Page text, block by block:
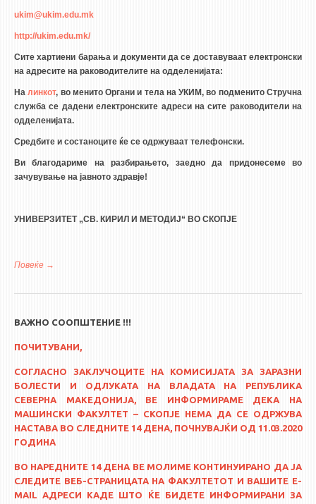
ukim@ukim.edu.mk
http://ukim.edu.mk/
️Сите хартиени барања и документи да се доставуваат електронски
на адресите на раководителите на одделенијата:
Налинкот, во менито Органи и тела на УКИМ, во подменито Стручна
служба се дадени електронските адреси на сите раководители на
одделенијата.
Средбите и состаноците ќе се одржуваат телефонски.
Ви благодариме на разбирањето, заедно да придонесеме во
зачувување на јавното здравје!
УНИВЕРЗИТЕТ „СВ. КИРИЛ И МЕТОДИЈ“ ВО СКОПЈЕ
Повеќе за СООПШТЕНИЕ УКИМ
ВАЖНО СООПШТЕНИЕ !!!
ПОЧИТУВАНИ,
СОГЛАСНО ЗАКЛУЧОЦИТЕ НА КОМИСИЈАТА ЗА ЗАРАЗНИ
БОЛЕСТИ И ОДЛУКАТА НА ВЛАДАТА НА РЕПУБЛИКА
СЕВЕРНА МАКЕДОНИЈА, ВЕ ИНФОРМИРАМЕ ДЕКА НА
МАШИНСКИ ФАКУЛТЕТ – СКОПЈЕ НЕМА ДА СЕ ОДРЖУВА
НАСТАВА ВО СЛЕДНИТЕ 14 ДЕНА, ПОЧНУВАЈЌИ ОД 11.03.2020
ГОДИНА
ВО НАРЕДНИТЕ 14 ДЕНА ВЕ МОЛИМЕ КОНТИНУИРАНО ДА ЈА
СЛЕДИТЕ ВЕБ-СТРАНИЦАТА НА ФАКУЛТЕТОТ И ВАШИТЕ E-
MAIL АДРЕСИ КАДЕ ШТО ЌЕ БИДЕТЕ ИНФОРМИРАНИ ЗА